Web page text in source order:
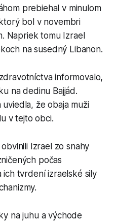
prebiehal v minulom
bol v novembri
Napriek tomu Izrael
na susedný Libanon.
informovalo,
na dedinu Bajjád.
že obaja muži
v tejto obci.
Izrael zo snahy
počas
ich tvrdení izraelské sily
na juhu a východe